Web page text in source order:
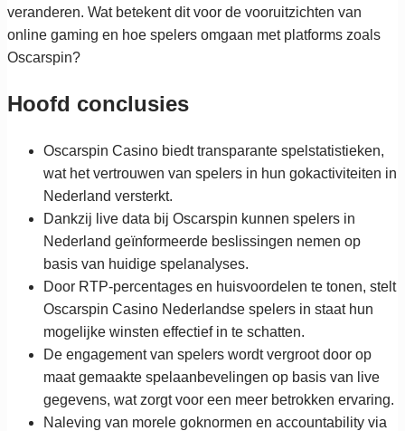
veranderen. Wat betekent dit voor de vooruitzichten van
online gaming en hoe spelers omgaan met platforms zoals
Oscarspin?
Hoofd conclusies
Oscarspin Casino biedt transparante spelstatistieken,
wat het vertrouwen van spelers in hun gokactiviteiten in
Nederland versterkt.
Dankzij live data bij Oscarspin kunnen spelers in
Nederland geïnformeerde beslissingen nemen op
basis van huidige spelanalyses.
Door RTP-percentages en huisvoordelen te tonen, stelt
Oscarspin Casino Nederlandse spelers in staat hun
mogelijke winsten effectief in te schatten.
De engagement van spelers wordt vergroot door op
maat gemaakte spelaanbevelingen op basis van live
gegevens, wat zorgt voor een meer betrokken ervaring.
Naleving van morele goknormen en accountability via